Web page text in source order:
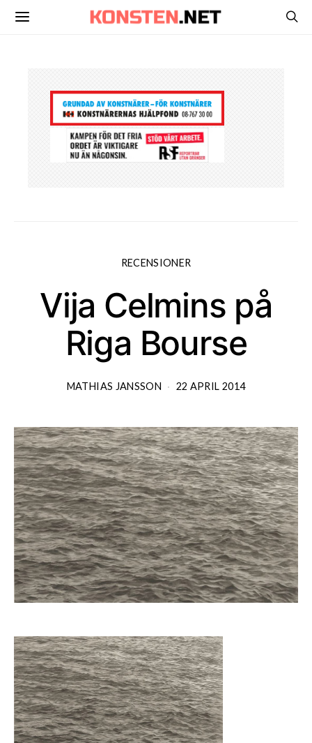
RECENSIONER
Vija Celmins på
Riga Bourse
MATHIAS JANSSON 22 APRIL 2014